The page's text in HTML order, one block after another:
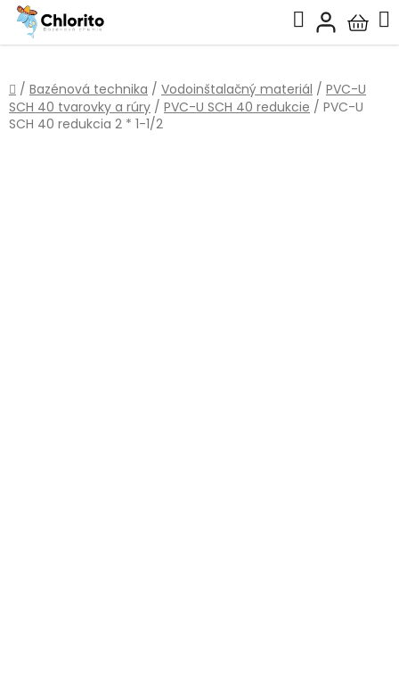
Prejsť
obsah
Hľadať
košík
Domov
/ Bazénová technika / Vodoinštalačný materiál / PVC-U
SCH 40 tvarovky a rúry / PVC-U SCH 40 redukcie / PVC-U
SCH 40 redukcia 2 * 1-1/2